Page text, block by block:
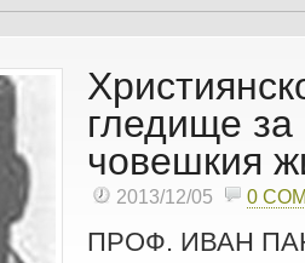
гледище
човешкия
2013/12/05 0
ПРОФ. ИВАН